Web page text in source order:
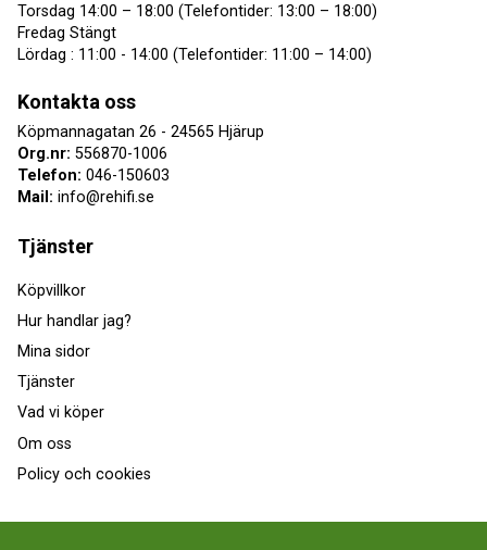
Torsdag 14:00 – 18:00 (Telefontider: 13:00 – 18:00)
Fredag Stängt
Lördag : 11:00 - 14:00 (Telefontider: 11:00 – 14:00)
Kontakta oss
Köpmannagatan 26 - 24565 Hjärup
Org.nr: 556870-1006
Telefon: 046-150603
Mail: info@rehifi.se
Tjänster
Köpvillkor
Hur handlar jag?
Mina sidor
Tjänster
Vad vi köper
Om oss
Policy och cookies